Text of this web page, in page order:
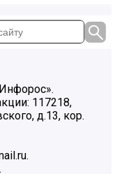
117218,
д.13, кор.